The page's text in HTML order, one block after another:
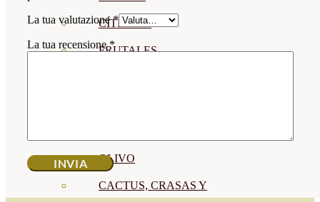
CÍTRICOS
FRUTALES
OLIVO
CACTUS, CRASAS Y
La tua valutazione*
La tua recensione*